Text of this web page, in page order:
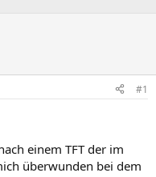
#1
einem TFT der im
überwunden bei dem